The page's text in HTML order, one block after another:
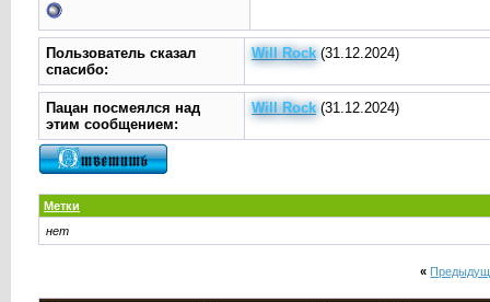
Пользователь сказал
cпасибо:
Will Rock(31.12.2024)
Пацан посмеялся над
этим сообщением:
Will Rock(31.12.2024)
Метки
нет
«